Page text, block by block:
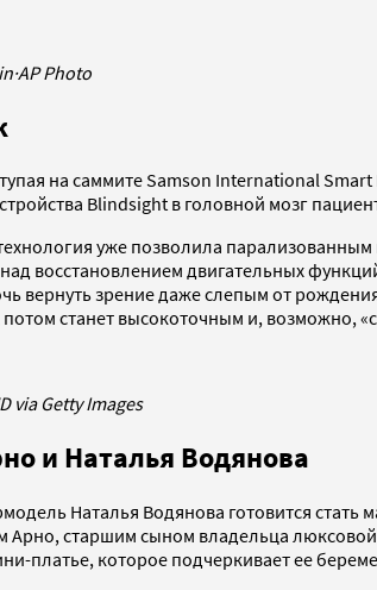
·AP Photo
на саммите Samson International
Blindsight в головной мозг
уже позволила
восстановлением двигательных
вернуть зрение даже слепым от
станет высокоточным и, возможно,
via Getty Images
и Наталья Водянова
Наталья Водянова готовится стать
Арно, старшим сыном владельца
платье, которое подчеркивает ее